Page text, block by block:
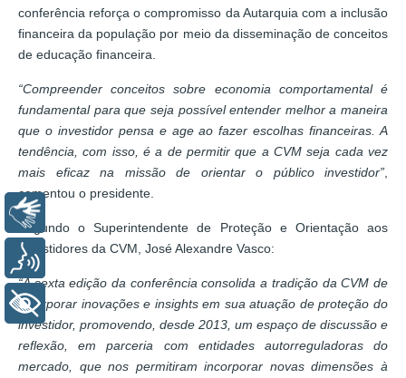
conferência reforça o compromisso da Autarquia com a inclusão
financeira da população por meio da disseminação de conceitos
de educação financeira.
“Compreender conceitos sobre economia comportamental é
fundamental para que seja possível entender melhor a maneira
que o investidor pensa e age ao fazer escolhas financeiras. A
tendência, com isso, é a de permitir que a CVM seja cada vez
mais eficaz na missão de orientar o público investidor”
comentou o presidente.
Segundo o Superintendente de Proteção e Orientação aos
Investidores da CVM, José Alexandre Vasco:
“A sexta edição da conferência consolida a tradição da CVM de
incorporar inovações e insights em sua atuação de proteção do
investidor, promovendo, desde 2013, um espaço de discussão e
reflexão, em parceria com entidades autorreguladoras do
mercado, que nos permitiram incorporar novas dimensões à
Voz
+ Acessibilidade